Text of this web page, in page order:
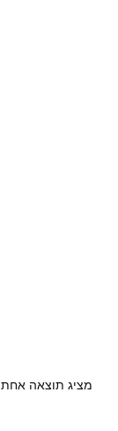
מציג תוצאה אחת